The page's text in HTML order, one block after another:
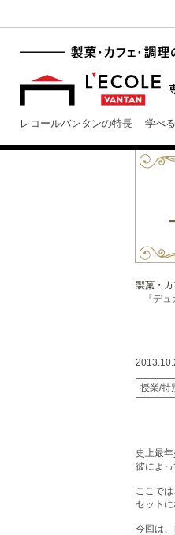
レコールバンタンの特長 学べ
製菓・カ
『デ
授業/特
史上最
彼によ
ここで
セット
今回は